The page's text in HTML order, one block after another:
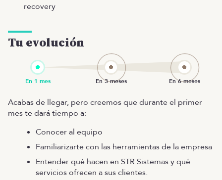
recovery
Tu evolución
Acabas de llegar, pero creemos que durante el primer
mes te dará tiempo a:
Conocer al equipo
Familiarizarte con las herramientas de la empresa
Entender qué hacen en STR Sistemas y qué
servicios ofrecen a sus clientes.